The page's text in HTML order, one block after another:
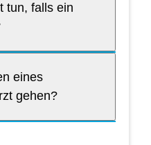
tun, falls ein
eines
gehen?